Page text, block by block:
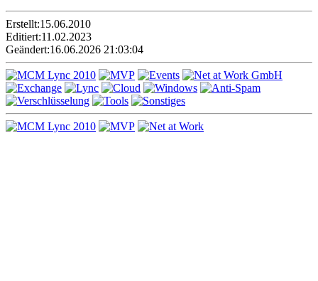
Erstellt:15.06.2010
Editiert:11.02.2023
Geändert:16.06.2026 21:03:04